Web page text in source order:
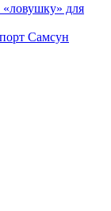
«ловушку» для
Самсун